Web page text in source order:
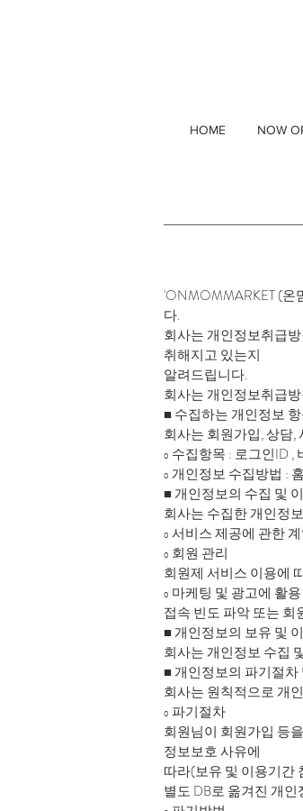
HOME NOW
'ONMOMMARKET (온
다.
회사는 개인정보취급
취해지고 있는지
알려드립니다.
회사는 개인정보취급
■ 수집하는 개인정보
회사는 회원가입, 상담
ο 수집항목 : 로그인ID ,
ο 개인정보 수집방법 :
■ 개인정보의 수집 및
회사는 수집한 개인정
ο 서비스 제공에 관한
ο 회원 관리
회원제 서비스 이용에
ο 마케팅 및 광고에 활용
접속 빈도 파악 또는 회
■ 개인정보의 보유 및
회사는 개인정보 수집
■ 개인정보의 파기절차
회사는 원칙적으로 개
ο 파기절차
회원님이 회원가입 등
정보보호 사유에
따라(보유 및 이용기간
별도 DB로 옮겨진 개